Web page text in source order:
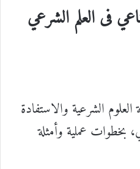
فى العلم الشرعي
الشرعية والاستفادة
بخطوات عملية وأمثلة